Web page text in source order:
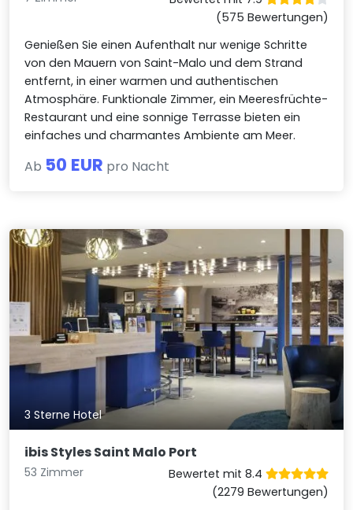
(575 Bewertungen)
Genießen Sie einen Aufenthalt nur wenige Schritte
von den Mauern von Saint-Malo und dem Strand
entfernt, in einer warmen und authentischen
Atmosphäre. Funktionale Zimmer, ein Meeresfrüchte-
Restaurant und eine sonnige Terrasse bieten ein
einfaches und charmantes Ambiente am Meer.
Ab 50 EUR pro Nacht
3 Sterne Hotel
ibis Styles Saint Malo Port
53 Zimmer
Bewertet mit 8.4
(2279 Bewertungen)